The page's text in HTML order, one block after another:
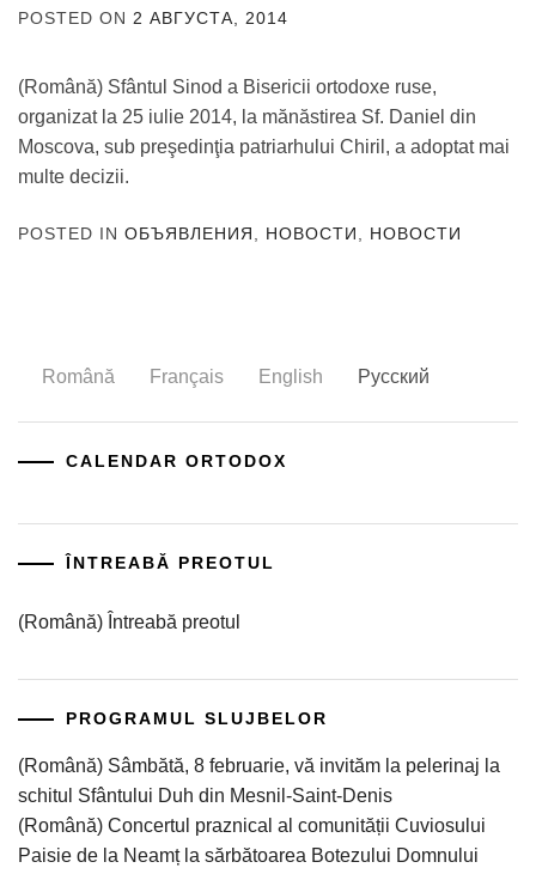
POSTED ON 2 АВГУСТА, 2014
(Română) Sfântul Sinod a Bisericii ortodoxe ruse,
organizat la 25 iulie 2014, la mănăstirea Sf. Daniel din
Moscova, sub preşedinţia patriarhului Chiril, a adoptat mai
multe decizii.
POSTED IN ОБЪЯВЛЕНИЯ НОВОСТИ НОВОСТИ
Română Français English Русский
CALENDAR ORTODOX
ÎNTREABĂ PREOTUL
(Română) Întreabă preotul
PROGRAMUL SLUJBELOR
(Română) Sâmbătă, 8 februarie, vă invităm la pelerinaj la
schitul Sfântului Duh din Mesnil-Saint-Denis
(Română) Concertul praznical al comunității Cuviosului
Paisie de la Neamț la sărbătoarea Botezului Domnului